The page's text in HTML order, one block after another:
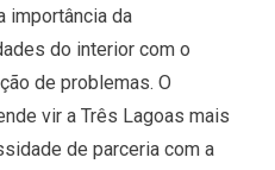
importância da
do interior com o
de problemas. O
vir a Três Lagoas mais
de parceria com a